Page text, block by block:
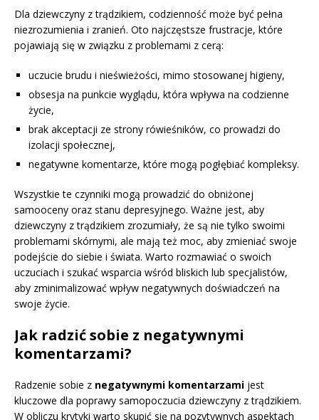
Dla dziewczyny z trądzikiem, codzienność może być pełna
niezrozumienia i zranień. Oto najczęstsze frustracje, które
pojawiają się w związku z problemami z cerą:
uczucie brudu i nieświeżości, mimo stosowanej higieny,
obsesja na punkcie wyglądu, która wpływa na codzienne
życie,
brak akceptacji ze strony rówieśników, co prowadzi do
izolacji społecznej,
negatywne komentarze, które mogą pogłębiać kompleksy.
Wszystkie te czynniki mogą prowadzić do obniżonej
samooceny oraz stanu depresyjnego. Ważne jest, aby
dziewczyny z trądzikiem zrozumiały, że są nie tylko swoimi
problemami skórnymi, ale mają też moc, aby zmieniać swoje
podejście do siebie i świata. Warto rozmawiać o swoich
uczuciach i szukać wsparcia wśród bliskich lub specjalistów,
aby zminimalizować wpływ negatywnych doświadczeń na
swoje życie.
Jak radzić sobie z negatywnymi
komentarzami?
Radzenie sobie z negatywnymi komentarzami jest
kluczowe dla poprawy samopoczucia dziewczyny z trądzikiem.
W obliczu krytyki warto skupić się na pozytywnych aspektach